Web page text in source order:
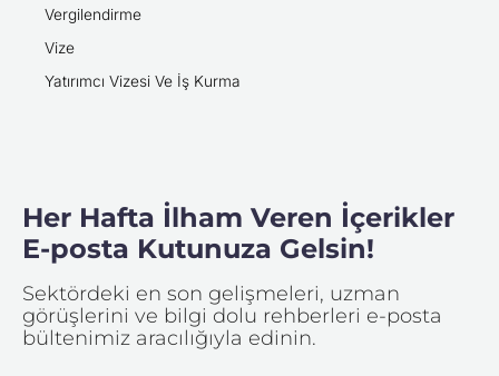
Vergilendirme
Vize
Yatırımcı Vizesi Ve İş Kurma
Her Hafta İlham Veren İçerikler
E-posta Kutunuza Gelsin!
Sektördeki en son gelişmeleri, uzman
görüşlerini ve bilgi dolu rehberleri e-posta
bültenimiz aracılığıyla edinin.